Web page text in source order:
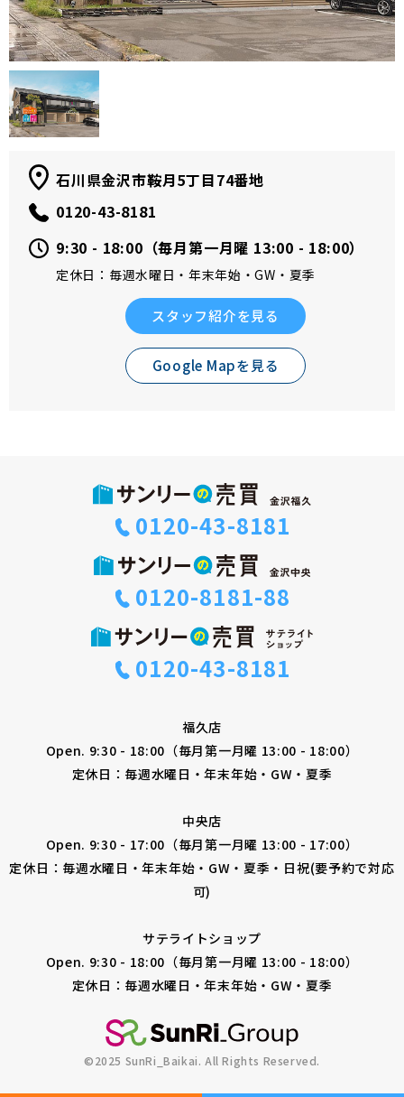
石川県金沢市鞍月5丁目74番地
0120-43-8181
9:30 - 18:00（毎月第一月曜 13:00 - 18:00）
定休日：毎週水曜日・年末年始・GW・夏季
スタッフ紹介を見る
Google Mapを見る
0120-43-8181
0120-8181-88
0120-43-8181
福久店
Open. 9:30 - 18:00（毎月第一月曜 13:00 - 18:00）
定休日：毎週水曜日・年末年始・GW・夏季
中央店
Open. 9:30 - 17:00（毎月第一月曜 13:00 - 17:00）
定休日：毎週水曜日・年末年始・GW・夏季・日祝(要予約で対応
可)
サテライトショップ
Open. 9:30 - 18:00（毎月第一月曜 13:00 - 18:00）
定休日：毎週水曜日・年末年始・GW・夏季
©2025 SunRi_Baikai. All Rights Reserved.